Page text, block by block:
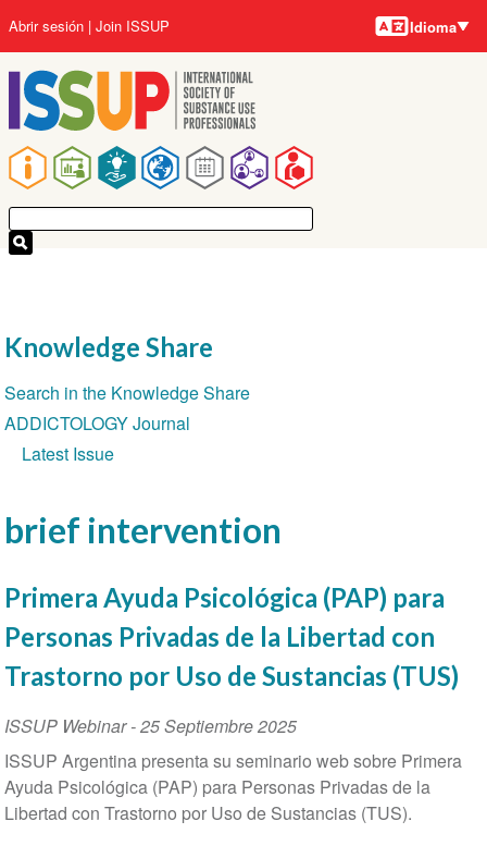
al
contenido
principal
Main
navigation
User
account
menu
Abrir sesión Join ISSUP Idiomas
Idioma
brief intervention
Primera Ayuda Psicológica (PAP) para
Personas Privadas de la Libertad con
Trastorno por Uso de Sustancias (TUS)
ISSUP Webinar-25 Septiembre 2025
ISSUP Argentina presenta su seminario web sobre Primera
Ayuda Psicológica (PAP) para Personas Privadas de la
Libertad con Trastorno por Uso de Sustancias (TUS).
Knowledge Share
Section
navigation
Search in the Knowledge Share
ADDICTOLOGY Journal
Latest Issue